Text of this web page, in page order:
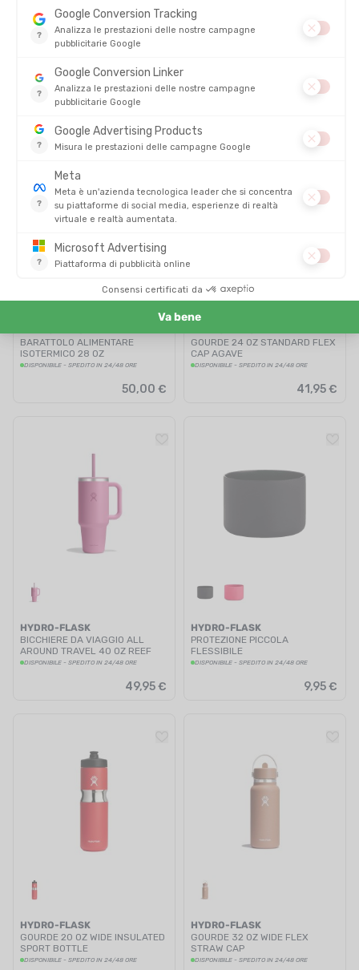
HYDRO-FLASK
CAPUCHON DE BOUTEILLE
DISPONIBILE - SPEDITO IN 24/48 ORE
9,95 €
HYDRO-FLASK
44,95 €
BARATTOLO ALIMENTARE
ISOTERMICO 28 OZ
DISPONIBILE - SPEDITO IN 24/48 ORE
50,00 €
GOURDE 24 OZ STANDARD FLEX
CAP AGAVE
DISPONIBILE - SPEDITO IN 24/48 ORE
41,95 €
HYDRO-FLASK
BICCHIERE DA VIAGGIO ALL
AROUND TRAVEL 40 OZ REEF
DISPONIBILE - SPEDITO IN 24/48 ORE
49,95 €
HYDRO-FLASK
PROTEZIONE PICCOLA
FLESSIBILE
DISPONIBILE - SPEDITO IN 24/48 ORE
9,95 €
HYDRO-FLASK
GOURDE 20 OZ WIDE INSULATED
SPORT BOTTLE
DISPONIBILE - SPEDITO IN 24/48 ORE
HYDRO-FLASK
GOURDE 32 OZ WIDE FLEX
STRAW CAP
DISPONIBILE - SPEDITO IN 24/48 ORE